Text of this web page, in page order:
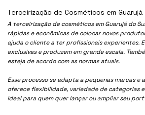
A terceirização de cosméticos em Guarujá do
rápidas e econômicas de colocar novos
ajuda o cliente a ter profissionais experientes.
exclusivas e produzem em grande escala.
esteja de acordo com as normas atuais.
Esse processo se adapta a pequenas marcas e
oferece flexibilidade, variedade de categorias
ideal para quem quer lançar ou ampliar seu
Terceirização de Cosméticos em Guarujá